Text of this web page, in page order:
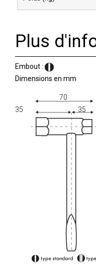
Plus
Embout :
Dimensions en mm
70
35
35